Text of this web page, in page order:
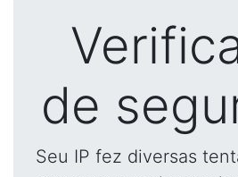
de
Seu IP fez diversas